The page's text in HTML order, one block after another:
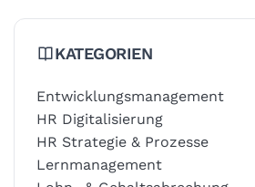
KATEGORIEN
Entwicklungsmanagement
HR Digitalisierung
HR Strategie & Prozesse
Lernmanagement